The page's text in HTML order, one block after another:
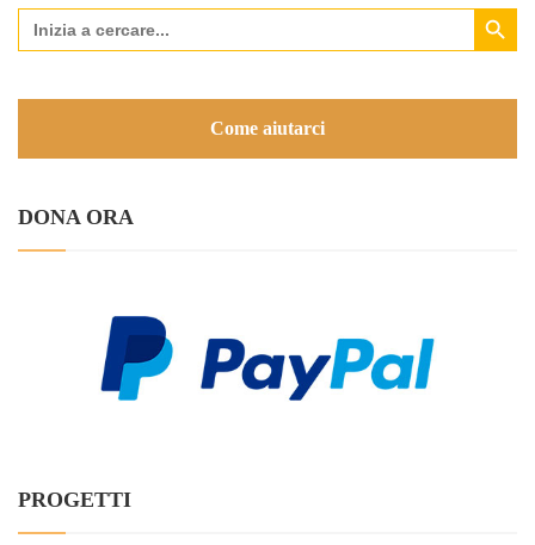
Search
for:
Search Button
Come aiutarci
DONA ORA
PROGETTI